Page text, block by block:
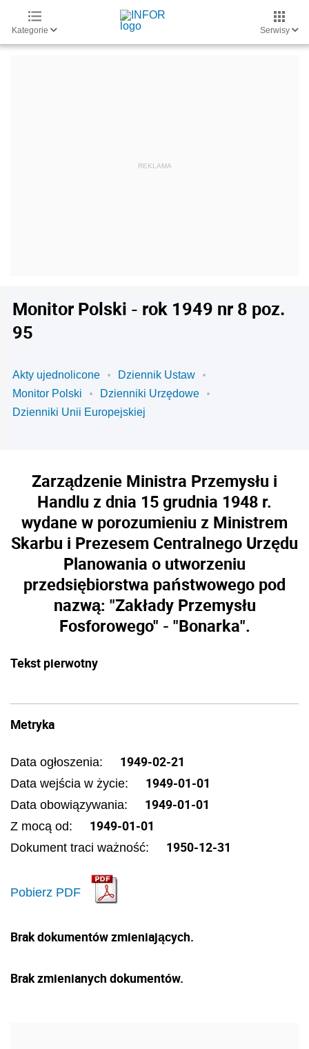
Kategorie Serwisy
Monitor Polski - rok 1949 nr 8 poz.
95
Akty ujednolicone
Dziennik Ustaw
Monitor Polski
Dzienniki Urzędowe
Dzienniki Unii Europejskiej
Zarządzenie Ministra Przemysłu i
Handlu z dnia 15 grudnia 1948 r.
wydane w porozumieniu z Ministrem
Skarbu i Prezesem Centralnego Urzędu
Planowania o utworzeniu
przedsiębiorstwa państwowego pod
nazwą: "Zakłady Przemysłu
Fosforowego" - "Bonarka".
Tekst pierwotny
Metryka
Data ogłoszenia: 1949-02-21
Data wejścia w życie: 1949-01-01
Data obowiązywania: 1949-01-01
Z mocą od: 1949-01-01
Dokument traci ważność: 1950-12-31
Pobierz PDF
Brak dokumentów zmieniających.
Brak zmienianych dokumentów.